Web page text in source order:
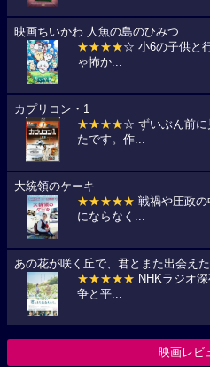
映画ちいかわ 人魚の島のひみつ
★★★★☆ 小6の子供と
ゃ怖か...
カプリコン・1
★★★★☆ ずいぶん前に
たです。作...
大統領のケーキ
★★★★★ 戦禍や圧政
にならなく...
あの花が咲く丘で、君とまた出会えた
★★★★★ NHKラジオ
争と平...
映画レビ